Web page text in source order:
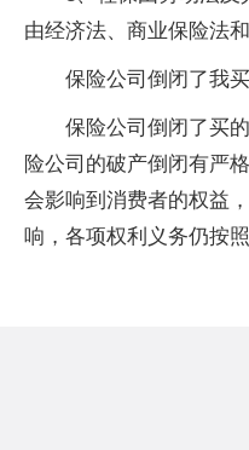
由经济法、商业保险法
保险公司倒闭了我
保险公司倒闭了买
险公司的破产倒闭有严
会影响到消费者的权益
响，各项权利义务仍按